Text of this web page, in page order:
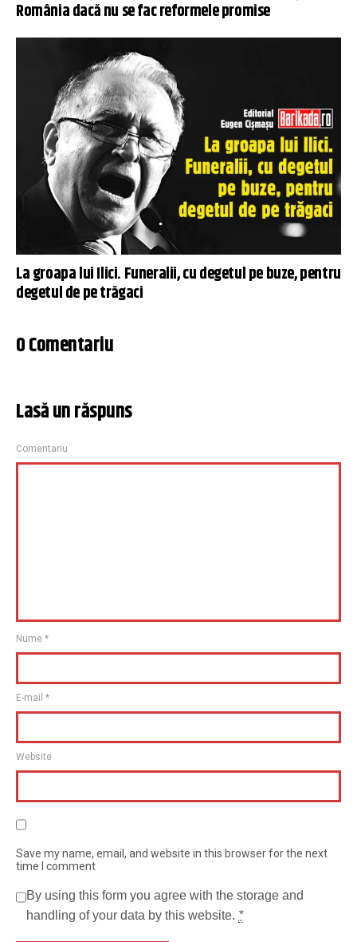
România dacă nu se fac reformele promise
La groapa lui Ilici. Funeralii, cu degetul pe buze, pentru
degetul de pe trăgaci
0 Comentariu
Lasă un răspuns
Comentariu
Nume *
E-mail *
Website
Save my name, email, and website in this browser for the next
time I comment
By using this form you agree with the storage and
handling of your data by this website. *